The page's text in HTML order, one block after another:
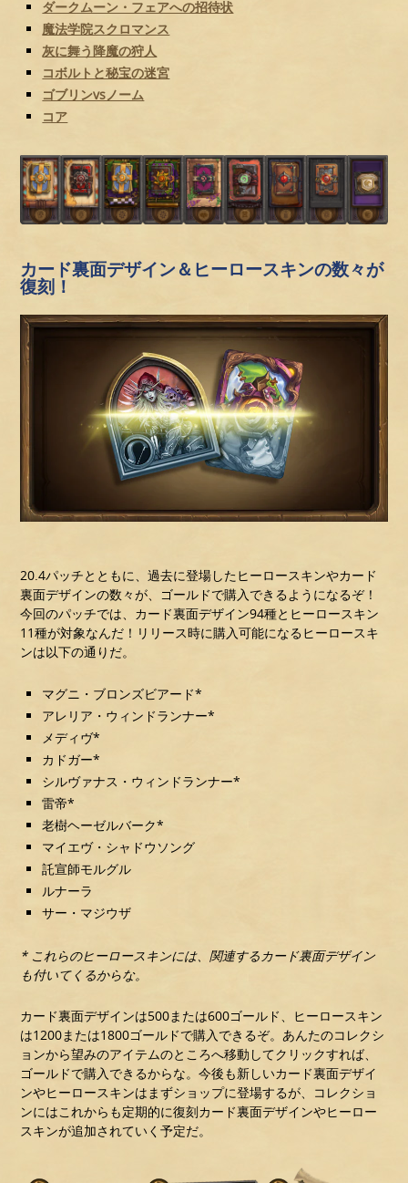
ダークムーン・フェアへの招待状
魔法学院スクロマンス
灰に舞う降魔の狩人
コボルトと秘宝の迷宮
ゴブリンvsノーム
コア
カード裏面デザイン＆ヒーロースキンの数々が
復刻！
20.4パッチとともに、過去に登場したヒーロースキンやカード
裏面デザインの数々が、ゴールドで購入できるようになるぞ！
今回のパッチでは、カード裏面デザイン94種とヒーロースキン
11種が対象なんだ！リリース時に購入可能になるヒーロースキ
ンは以下の通りだ。
マグニ・ブロンズビアード*
アレリア・ウィンドランナー*
メディヴ*
カドガー*
シルヴァナス・ウィンドランナー*
雷帝*
老樹ヘーゼルバーク*
マイエヴ・シャドウソング
託宣師モルグル
ルナーラ
サー・マジウザ
* これらのヒーロースキンには、関連するカード裏面デザイン
も付いてくるからな。
カード裏面デザインは500または600ゴールド、ヒーロースキン
は1200または1800ゴールドで購入できるぞ。あんたのコレクシ
ョンから望みのアイテムのところへ移動してクリックすれば、
ゴールドで購入できるからな。今後も新しいカード裏面デザイ
ンやヒーロースキンはまずショップに登場するが、コレクショ
ンにはこれからも定期的に復刻カード裏面デザインやヒーロー
スキンが追加されていく予定だ。